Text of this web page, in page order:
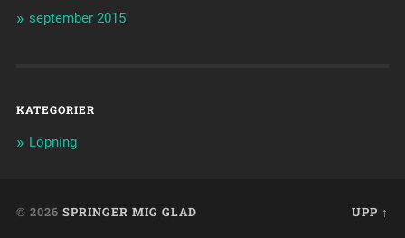
september 2015
KATEGORIER
Löpning
© 2026 SPRINGER MIG GLAD UPP ↑